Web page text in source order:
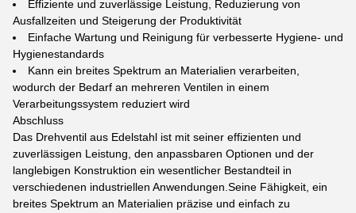
Effiziente und zuverlässige Leistung, Reduzierung von
Ausfallzeiten und Steigerung der Produktivität
Einfache Wartung und Reinigung für verbesserte Hygiene- und
Hygienestandards
Kann ein breites Spektrum an Materialien verarbeiten,
wodurch der Bedarf an mehreren Ventilen in einem
Verarbeitungssystem reduziert wird
Abschluss
Das Drehventil aus Edelstahl ist mit seiner effizienten und
zuverlässigen Leistung, den anpassbaren Optionen und der
langlebigen Konstruktion ein wesentlicher Bestandteil in
verschiedenen industriellen Anwendungen.Seine Fähigkeit, ein
breites Spektrum an Materialien präzise und einfach zu